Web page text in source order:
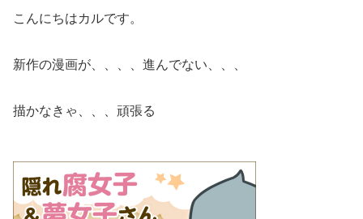
こんにちはカルです。
新作の漫画が、、、、進んでない、、、
描かなきゃ、、、頑張る